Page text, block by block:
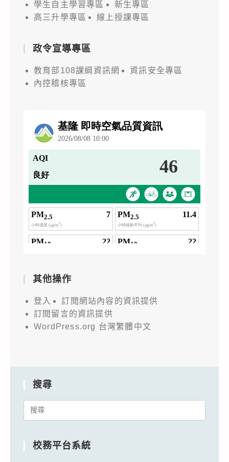
學生自主學習專區
新生專區
高三升學專區
線上授課專區
政令宣導專區
教育部108課綱資訊網
資訊安全專區
內控稽核專區
其他操作
登入
訂閱網站內容的資訊提供
訂閱留言的資訊提供
WordPress.org 台灣繁體中文
搜尋
Search
校務平台系統